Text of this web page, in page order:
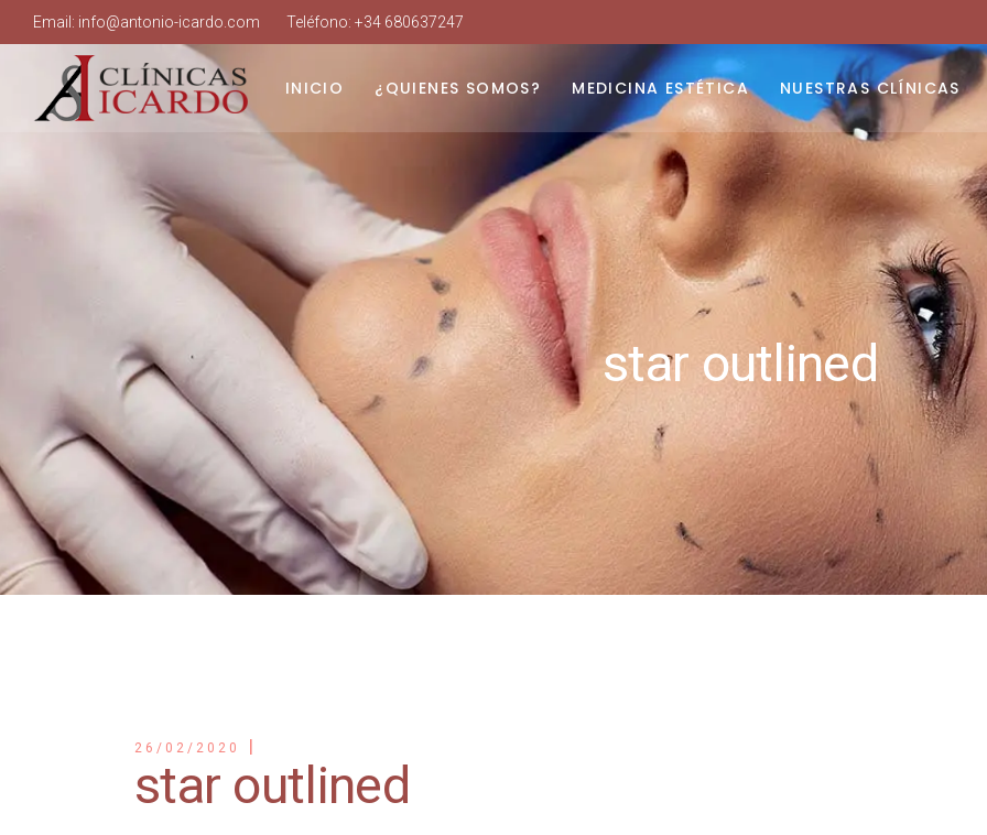
Email: info@antonio-icardo.com Teléfono: +34 680637247
INICIO ¿QUIENES SOMOS? MEDICINA ESTÉTICA
Tratamiento de arrugas
Tratamiento de varices
Depilación Láser
Rejuvenecimiento facial
Tratamiento de celulitis
Clínica de adelgazamiento
Nutrición y dietética
NUESTRAS CLÍNICAS
Tratamiento de varices
Depilación Láser
Rejuvenecimiento facial
Tratamiento de celulitis
Clínica de adelgazamiento
Nutrición y dietética
star outlined
26/02/2020
star outlined